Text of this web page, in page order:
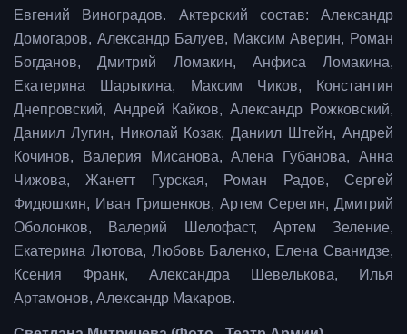
Евгений Виноградов. Актерский состав: Александр
Домогаров, Александр Балуев, Максим Аверин, Роман
Богданов, Дмитрий Ломакин, Анфиса Ломакина,
Екатерина Шарыкина, Максим Чиков, Константин
Днепровский, Андрей Кайков, Александр Рожковский,
Даниил Лугин, Николай Козак, Даниил Штейн, Андрей
Кочинов, Валерия Мисанова, Алена Губанова, Анна
Чижова, Жанетт Гурская, Роман Радов, Сергей
Фидюшкин, Иван Гришенков, Артем Серегин, Дмитрий
Оболонков, Валерий Шелофаст, Артем Зеление,
Екатерина Лютова, Любовь Баленко, Елена Сванидзе,
Ксения Франк, Александра Шевелькова, Илья
Артамонов, Александр Макаров.